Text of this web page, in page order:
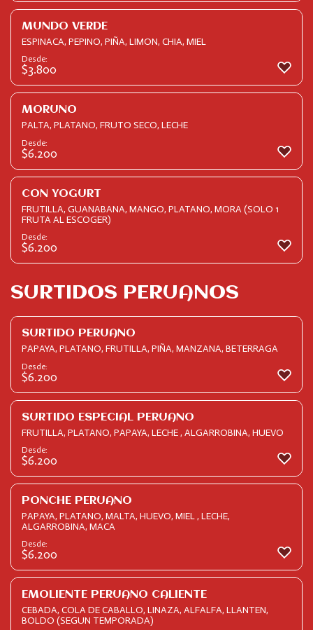
MUNDO VERDE
ESPINACA, PEPINO, PIÑA, LIMON, CHIA, MIEL
Desde:
$3.800
MORUNO
PALTA, PLATANO, FRUTO SECO, LECHE
Desde:
$6.200
CON YOGURT
FRUTILLA, GUANABANA, MANGO, PLATANO, MORA (SOLO 1
FRUTA AL ESCOGER)
Desde:
$6.200
SURTIDOS PERUANOS
SURTIDO PERUANO
PAPAYA, PLATANO, FRUTILLA, PIÑA, MANZANA, BETERRAGA
Desde:
$6.200
SURTIDO ESPECIAL PERUANO
FRUTILLA, PLATANO, PAPAYA, LECHE , ALGARROBINA, HUEVO
Desde:
$6.200
PONCHE PERUANO
PAPAYA, PLATANO, MALTA, HUEVO, MIEL , LECHE,
ALGARROBINA, MACA
Desde:
$6.200
EMOLIENTE PERUANO CALIENTE
CEBADA, COLA DE CABALLO, LINAZA, ALFALFA, LLANTEN,
BOLDO (SEGUN TEMPORADA)